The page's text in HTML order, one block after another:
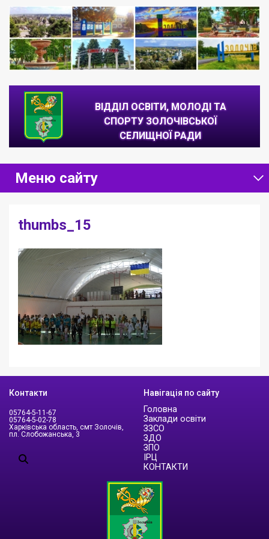
ВІДДІЛ ОСВІТИ, МОЛОДІ ТА
СПОРТУ ЗОЛОЧІВСЬКОЇ
СЕЛИЩНОЇ РАДИ
Головна/thumbs_15 thumbs_15
Меню сайту
thumbs_15
Навігація по сайту
Головна
Заклади освіти
ЗЗСО
ЗДО
ЗПО
ІРЦ
КОНТАКТИ
Контакти
05764-5-11-67
05764-5-02-78
Харківська область, смт Золочів,
пл. Слобожанська, 3